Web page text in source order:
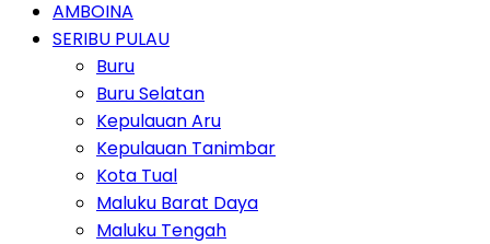
AMBOINA
SERIBU PULAU
Buru
Buru Selatan
Kepulauan Aru
Kepulauan Tanimbar
Kota Tual
Maluku Barat Daya
Maluku Tengah